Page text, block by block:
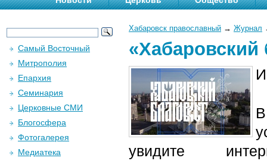
Хабаровск православный → Журнал
«Хабаровский
увидите
Самый Восточный
Митрополия
Епархия
Семинария
Церковные СМИ
Блогосфера
Фотогалерея
Медиатека